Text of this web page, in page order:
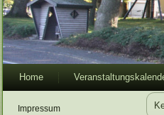
Home
Impressum